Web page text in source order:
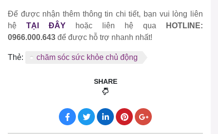
Để được nhận thêm thông tin chi tiết, bạn vui lòng liên
hệ TẠI ĐÂY hoặc liên hệ qua
HOTLINE:
0966.000.643 để được hỗ trợ nhanh nhất!
Thẻ: chăm sóc sức khỏe chủ động
SHARE